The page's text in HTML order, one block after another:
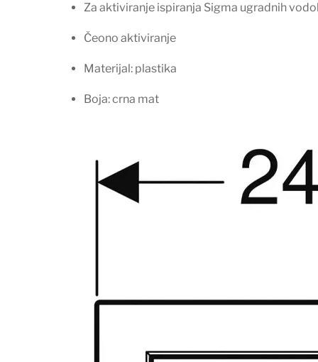
Za aktiviranje ispiranja Sigma ugradnih
Čeono aktiviranje
Materijal: plastika
Boja: crna mat